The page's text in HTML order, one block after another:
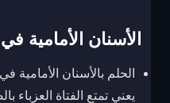
الأسنان الأمامية
الحلم بالأسنان الأمامية
يعني تمتع الفتاة العزباء